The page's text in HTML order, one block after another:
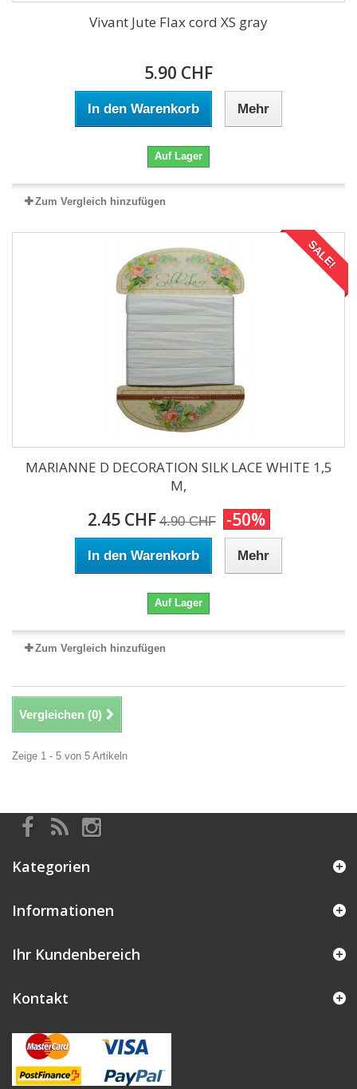
Vivant Jute Flax cord XS gray
5.90 CHF
In den Warenkorb Mehr
Auf Lager
Zum Vergleich hinzufügen
SALE!
MARIANNE D DECORATION SILK LACE WHITE 1,5
M,
2.45 CHF 4.90 CHF -50%
In den Warenkorb Mehr
Auf Lager
Zum Vergleich hinzufügen
Vergleichen (0)
Zeige 1 - 5 von 5 Artikeln
Kategorien
Informationen
Ihr Kundenbereich
Kontakt